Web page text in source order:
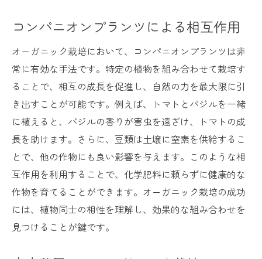
コンパニオンプランツによる相互作用
オーガニック栽培において、コンパニオンプランツは非
常に有効な手法です。特定の植物を組み合わせて栽培す
ることで、相互の成長を促進し、自然の力を最大限に引
き出すことが可能です。例えば、トマトとバジルを一緒
に植えると、バジルの香りが害虫を遠ざけ、トマトの成
長を助けます。さらに、豆類は土壌に窒素を供給するこ
とで、他の作物にも良い影響を与えます。このような相
互作用を利用することで、化学肥料に頼らずに健康的な
作物を育てることができます。オーガニック栽培の成功
には、植物同士の相性を理解し、効果的な組み合わせを
見つけることが鍵です。